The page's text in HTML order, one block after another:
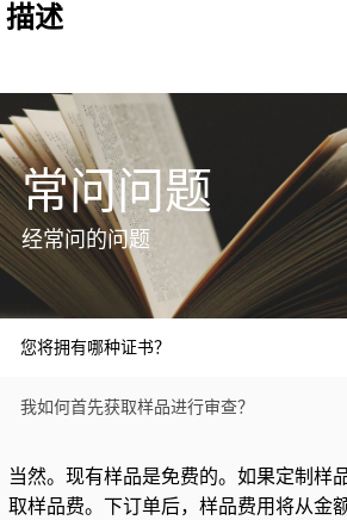
常问问题
经常问的问题
您将拥有哪种证书？
我如何首先获取样品进行审查？
当然。现有样品是免费的。如果定制样
取样品费。下订单后，样品费用将从金